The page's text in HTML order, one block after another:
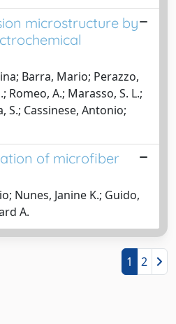
microstructure by
Barra, Mario; Perazzo,
Romeo, A.; Marasso, S. L.;
S.; Cassinese, Antonio;
of microfiber
Nunes, Janine K.; Guido,
A.
1 2